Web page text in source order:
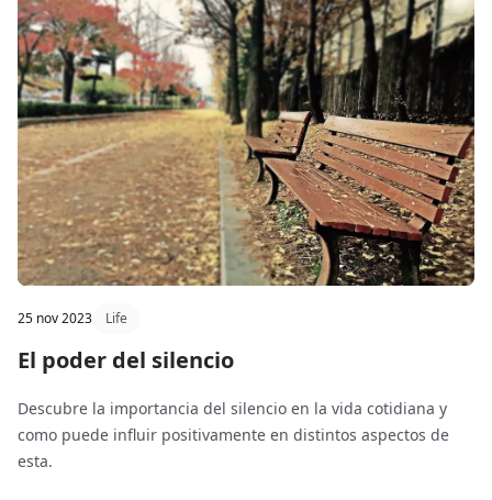
25 nov 2023 Life
El poder del silencio
Descubre la importancia del silencio en la vida cotidiana y
como puede influir positivamente en distintos aspectos de
esta.